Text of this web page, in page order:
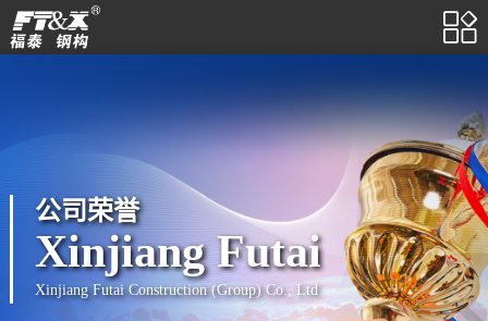

公司荣誉
Xinjiang Futai
Xinjiang Futai Construction (Group) Co., Ltd